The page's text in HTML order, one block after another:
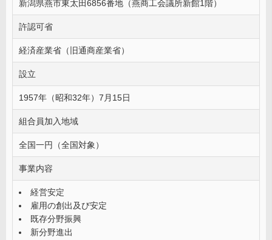
新潟県燕市東太田6856番地（燕商工会議所新館1階）
許認可省
経済産業省（旧通商産業省）
設立
1957年（昭和32年）7月15日
組合員加入地域
全国一円（全国対象）
事業内容
経営安定
雇用の創出及び安定
既存分野振興
新分野進出